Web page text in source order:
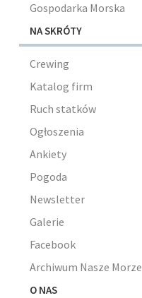
Gospodarka Morska
NA SKRÓTY
Crewing
Katalog firm
Ruch statków
Ogłoszenia
Ankiety
Pogoda
Newsletter
Galerie
Facebook
Archiwum Nasze Morze
O NAS